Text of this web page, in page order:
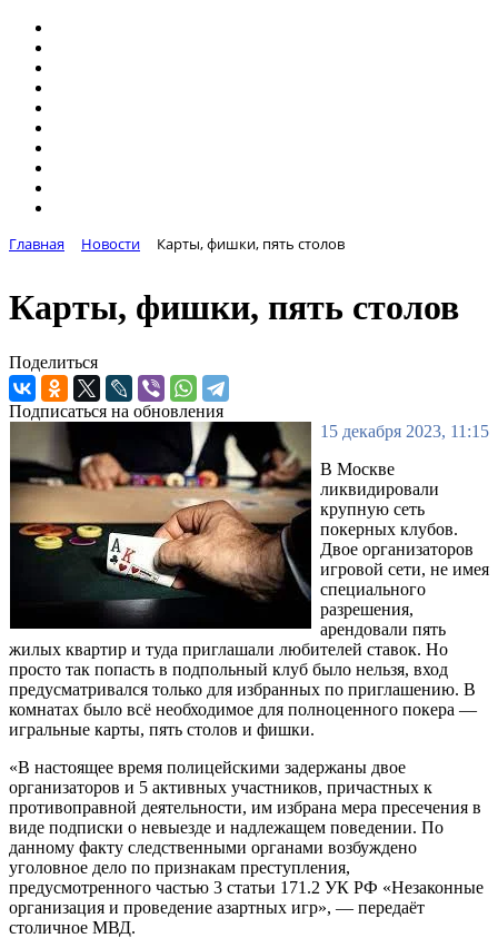
Главная Новости Карты, фишки, пять столов
Карты, фишки, пять столов
Поделиться
Подписаться на обновления
15 декабря 2023, 11:15
В Москве
ликвидировали
крупную сеть
покерных клубов.
Двое организаторов
игровой сети, не имея
специального
разрешения,
арендовали пять
жилых квартир и туда приглашали любителей ставок. Но
просто так попасть в подпольный клуб было нельзя, вход
предусматривался только для избранных по приглашению. В
комнатах было всё необходимое для полноценного покера —
игральные карты, пять столов и фишки.
«В настоящее время полицейскими задержаны двое
организаторов и 5 активных участников, причастных к
противоправной деятельности, им избрана мера пресечения в
виде подписки о невыезде и надлежащем поведении. По
данному факту следственными органами возбуждено
уголовное дело по признакам преступления,
предусмотренного частью 3 статьи 171.2 УК РФ «Незаконные
организация и проведение азартных игр», — передаёт
столичное МВД.